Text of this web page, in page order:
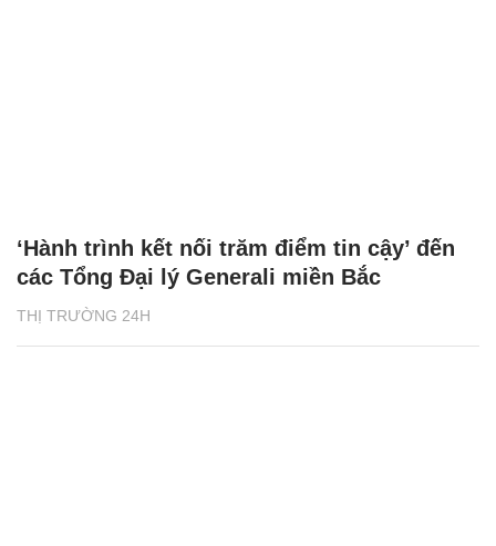
THỊ TRƯỜNG 24H
‘Hành trình kết nối trăm điểm tin cậy’ đến
các Tổng Đại lý Generali miền Bắc